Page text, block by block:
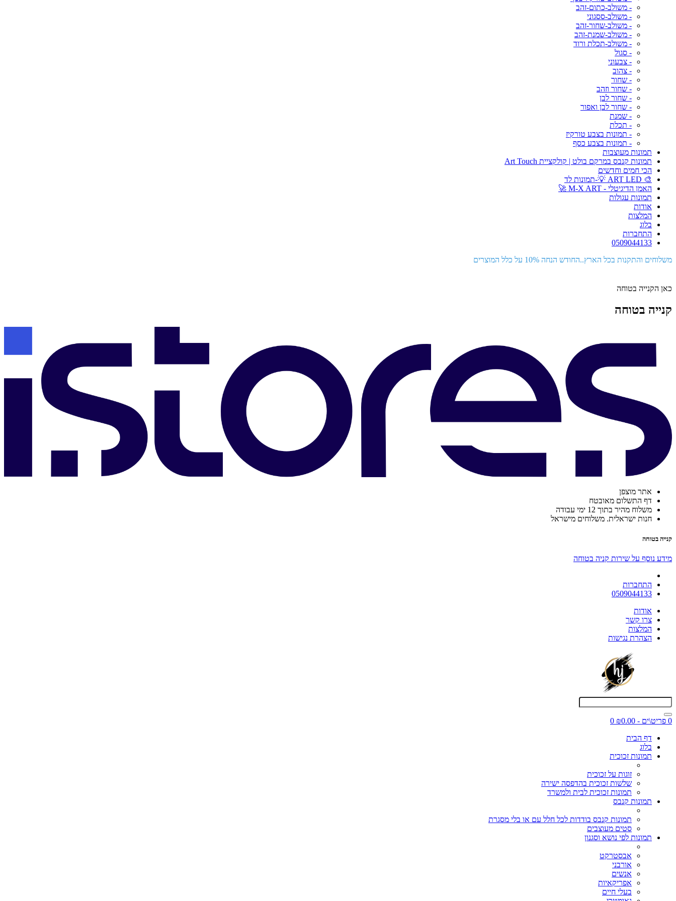
- משולב-כתום-זהב
- משולב-ססגוני
- משולב-שחור-זהב
- משולב-שמנת-זהב
- משולב-תכלת ורוד
- סגול
- צבעוני
- צהוב
- שחור
- שחור וזהב
- שחור לבן
- שחור לבן ואפור
- שמנת
- תכלת
- תמונות בצבע טורקיז
- תמונות בצבע כסף
תמונות מעוצבות
תמונות קנבס במרקם בולט | קולקציית Art Touch
הכי חמים וחדשים
🎨 ART LED 💡-תמונות לד
האמן הדיגיטלי - M-X ART 🚀
תמונות עגולות
אודות
המלצות
בלוג
התחברות
0509044133
משלוחים והתקנות בכל הארץ..החודש הנחה 10% על כלל המוצרים
כאן הקנייה בטוחה
קנייה בטוחה
אתר מוצפן
דף התשלום מאובטח
משלוח מהיר בתוך 12 ימי עבודה
חנות ישראלית. משלוחים מישראל
קנייה בטוחה
מידע נוסף על שירות קניה בטוחה
התחברות
0509044133
אודות
צרו קשר
המלצות
הצהרת נגישות
0 פריט\ים - ₪0.00
0
דף הבית
בלוג
תמונות זכוכית
זוגות על זכוכית
שלשות זכוכית בהדפסה ישירה
תמונות זכוכית לבית ולמשרד
תמונות קנבס
תמונות קנבס בודדות לכל חלל עם או בלי מסגרת
סטים מעוצבים
תמונות לפי נושא וסגנון
אבסטרקט
אורבני
אנשים
אפריקאיות
בעלי חיים